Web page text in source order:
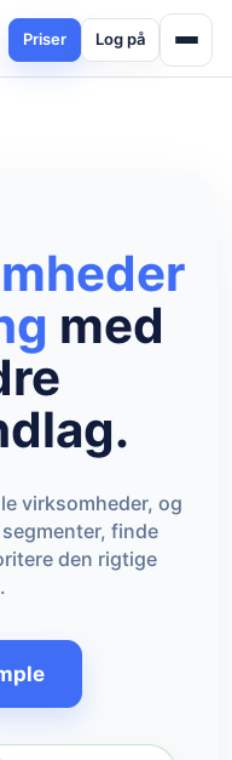
Priser Log på
med
virksomheder, og
finde
den rigtige